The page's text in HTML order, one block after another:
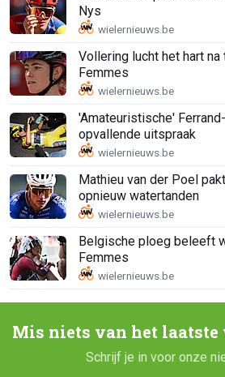
Nys
Vollering lucht het hart
Femmes
'Amateuristische'
opvallende uitspraak
Mathieu van der Poel
opnieuw watertanden
Belgische ploeg beleeft
Femmes
Mis niets van het laatste
Schrijf je in voor onze